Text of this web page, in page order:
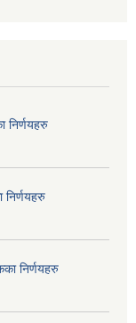
निर्णयहरु
निर्णयहरु